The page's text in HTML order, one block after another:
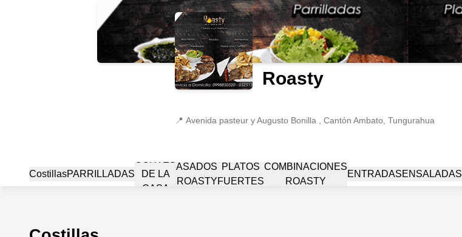
Roasty
📍 Avenida pasteur y Augusto Bonilla , Cantón Ambato, Tungurahua
CostillasPARRILLADAS
DE LA
CASA
ASADOS
ROASTY
PLATOS
FUERTES
COMBINACIONES
ROASTY
ENTRADASENSALADAS